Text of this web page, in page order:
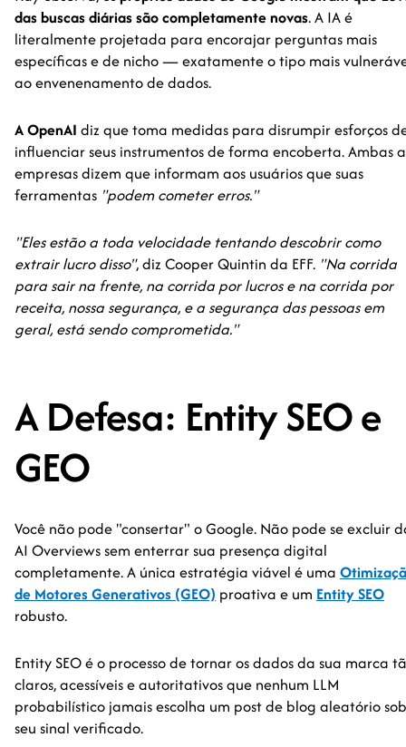
das buscas diárias são completamente novas. A IA é
literalmente projetada para encorajar perguntas mais
específicas e de nicho — exatamente o tipo mais
ao envenenamento de dados.
A OpenAI diz que toma medidas para disrumpir esforços
influenciar seus instrumentos de forma encoberta. Ambas
empresas dizem que informam aos usuários que suas
ferramentas "podem cometer erros."
"Eles estão a toda velocidade tentando descobrir como
extrair lucro disso", diz Cooper Quintin da EFF. "Na corrida
para sair na frente, na corrida por lucros e na corrida por
receita, nossa segurança, e a segurança das pessoas em
geral, está sendo comprometida."
A Defesa: Entity SEO e
GEO
Você não pode "consertar" o Google. Não pode se excluir
AI Overviews sem enterrar sua presença digital
completamente. A única estratégia viável é uma
de Motores Generativos (GEO) proativa e um Entity SEO
robusto.
Entity SEO é o processo de tornar os dados da sua marca
claros, acessíveis e autoritativos que nenhum LLM
probabilístico jamais escolha um post de blog aleatório
seu sinal verificado.